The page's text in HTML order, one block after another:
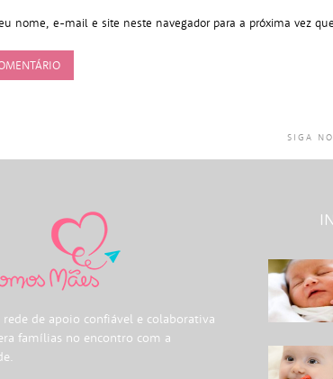
nome, e-mail e site neste navegador para a próxima vez
SIGA
rede de apoio confiável e colaborativa
famílias no encontro com a